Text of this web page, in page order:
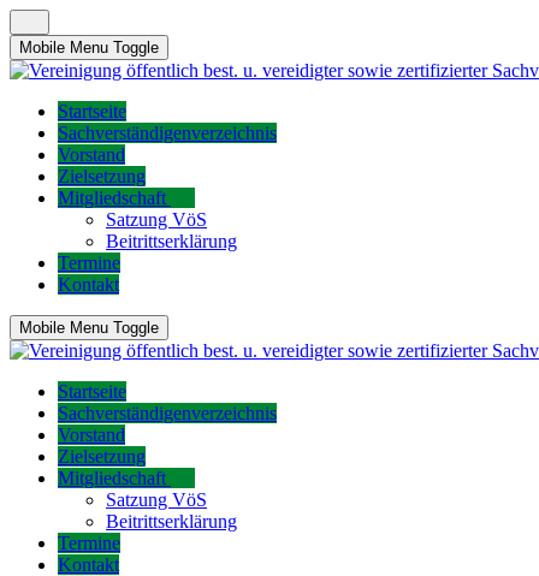
Mobile Menu Toggle
Startseite
Sachverständigenverzeichnis
Vorstand
Zielsetzung
Mitgliedschaft
Satzung VöS
Beitrittserklärung
Termine
Kontakt
Mobile Menu Toggle
Startseite
Sachverständigenverzeichnis
Vorstand
Zielsetzung
Mitgliedschaft
Satzung VöS
Beitrittserklärung
Termine
Kontakt